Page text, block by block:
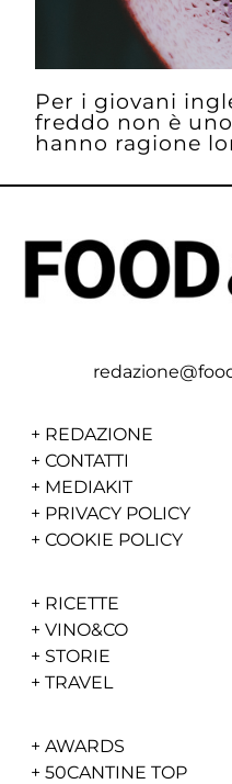
Per i giovani
freddo non è
hanno ragione
+ REDAZIONE
+ CONTATTI
+ MEDIAKIT
+ PRIVACY POLICY
+ COOKIE POLICY
+ RICETTE
+ VINO&CO
+ STORIE
+ TRAVEL
+ AWARDS
+ 50CANTINE TOP